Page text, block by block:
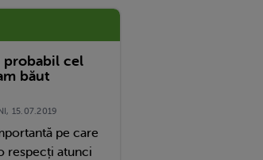
probabil cel
băut
15.07.2019
pe care
respecți atunci